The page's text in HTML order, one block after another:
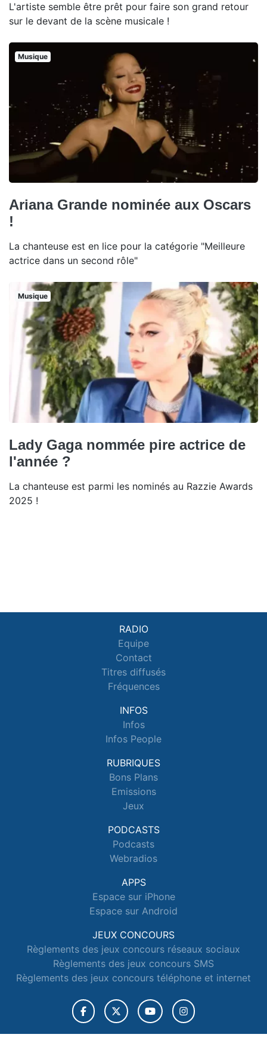
L'artiste semble être prêt pour faire son grand retour
sur le devant de la scène musicale !
Musique
Ariana Grande nominée aux Oscars
!
La chanteuse est en lice pour la catégorie "Meilleure
actrice dans un second rôle"
Musique
Lady Gaga nommée pire actrice de
l'année ?
La chanteuse est parmi les nominés au Razzie Awards
2025 !
RADIO
Equipe
Contact
Titres diffusés
Fréquences
INFOS
Infos
Infos People
RUBRIQUES
Bons Plans
Emissions
Jeux
PODCASTS
Podcasts
Webradios
APPS
Espace sur iPhone
Espace sur Android
JEUX CONCOURS
Règlements des jeux concours réseaux sociaux
Règlements des jeux concours SMS
Règlements des jeux concours téléphone et internet